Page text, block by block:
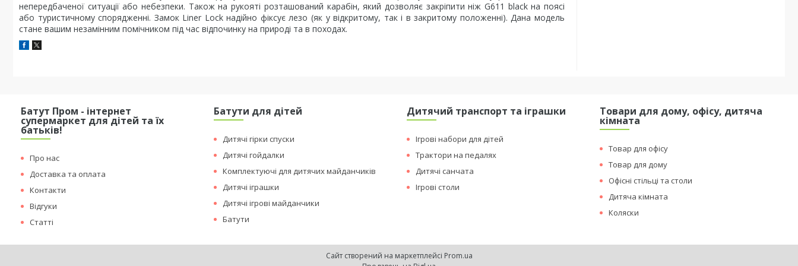
непередбаченої ситуації або небезпеки. Також на рукояті розташований карабін, який дозволяє закріпити ніж G611 black на поясі
або туристичному спорядженні. Замок Liner Lock надійно фіксує лезо (як у відкритому, так і в закритому положенні). Дана модель
стане вашим незамінним помічником під час відпочинку на природі та в походах.
Батут Пром - інтернет
супермаркет для дітей та їх
батьків!
Про нас
Доставка та оплата
Контакти
Відгуки
Статті
Батути для дітей
Дитячі гірки спуски
Дитячі гойдалки
Комплектуючі для дитячих майданчиків
Дитячі іграшки
Дитячі ігрові майданчики
Батути
Дитячий транспорт та іграшки
Ігрові набори для дітей
Трактори на педалях
Дитячі санчата
Ігрові столи
Товари для дому, офісу, дитяча
кімната
Товар для офісу
Товар для дому
Офісні стільці та столи
Дитяча кімната
Коляски
Сайт створений на маркетплейсі Prom.ua